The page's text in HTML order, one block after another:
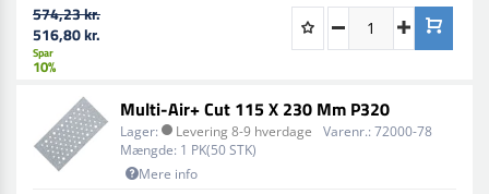
574,23 kr.
516,80 kr.
Spar
10%
Multi-Air+ Cut 115 X 230 Mm P320
Lager: Levering 8-9 hverdage Varenr.: 72000-78
Mængde: 1 PK(50 STK)
Mere info